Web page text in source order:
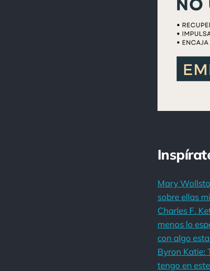
Mary
sobre ellas
Charles F.
menos lo
con algo
Byron Katie:
tengo en